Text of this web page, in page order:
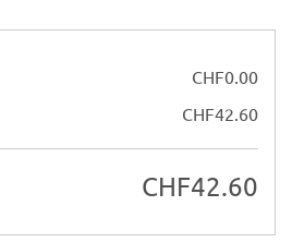
CHF0.00
CHF42.60
CHF42.60